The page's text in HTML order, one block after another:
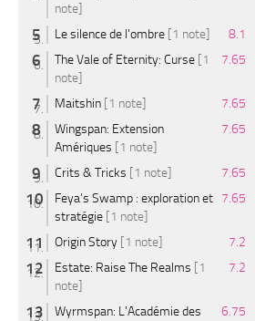
note]
Le silence de l'ombre [1 note]
8.1
The Vale of Eternity: Curse [1
note]
7.65
Maitshin [1 note]
7.65
Wingspan: Extension
Amériques [1 note]
7.65
Crits & Tricks [1 note]
7.65
Feya’s Swamp : exploration et
stratégie [1 note]
7.65
Origin Story [1 note]
7.2
Estate: Raise The Realms [1
note]
7.2
Wyrmspan: L'Académie des
6.75